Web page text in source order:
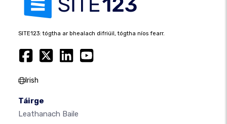
SITE123: tógtha ar bhealach difriúil, tógtha níos fearr.
Irish
Táirge
Leathanach Baile